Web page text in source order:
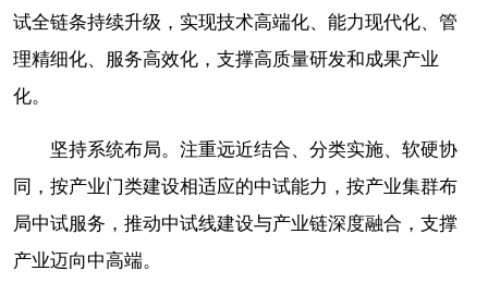
试全链条持续升级，实现技术高端化、能力现代化、管
理精细化、服务高效化，支撑高质量研发和成果产业
化。
坚持系统布局。注重远近结合、分类实施、软硬协
同，按产业门类建设相适应的中试能力，按产业集群布
局中试服务，推动中试线建设与产业链深度融合，支撑
产业迈向中高端。